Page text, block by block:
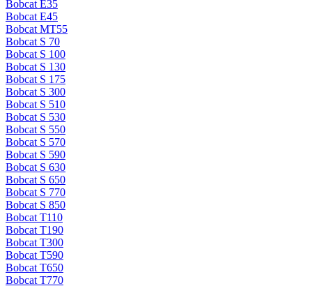
Bobcat E35
Bobcat E45
Bobcat MT55
Bobcat S 70
Bobcat S 100
Bobcat S 130
Bobcat S 175
Bobcat S 300
Bobcat S 510
Bobcat S 530
Bobcat S 550
Bobcat S 570
Bobcat S 590
Bobcat S 630
Bobcat S 650
Bobcat S 770
Bobcat S 850
Bobcat T110
Bobcat T190
Bobcat T300
Bobcat T590
Bobcat T650
Bobcat T770